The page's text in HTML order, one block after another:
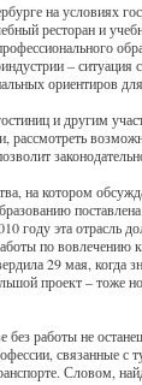
на условиях
ресторан и
–
ориентиров
и другим
рассмотреть
на котором
году эта
по вовлечению
29 мая,
проект – тоже
без работы не
Словом,